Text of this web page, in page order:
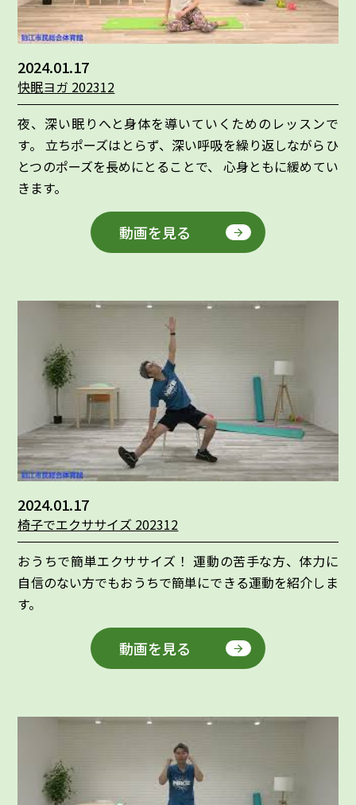
2024.01.17
快眠ヨガ 202312
夜、深い眠りへと身体を導いていくためのレッスンで
す。 立ちポーズはとらず、深い呼吸を繰り返しながらひ
とつのポーズを長めにとることで、 心身ともに緩めてい
きます。
動画を見る
2024.01.17
椅子でエクササイズ 202312
おうちで簡単エクササイズ！ 運動の苦手な方、体力に
自信のない方でもおうちで簡単にできる運動を紹介しま
す。
動画を見る